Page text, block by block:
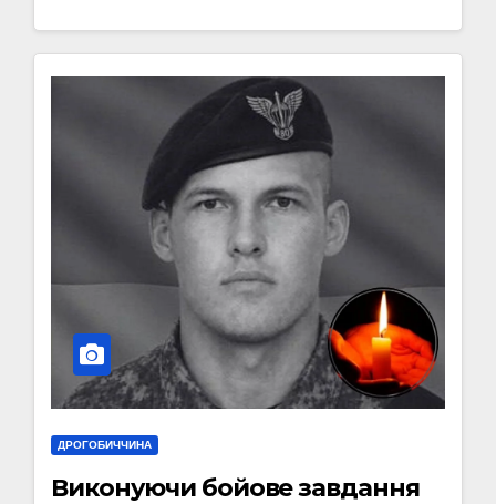
ДРОГОБИЧЧИНА
Виконуючи бойове завдання